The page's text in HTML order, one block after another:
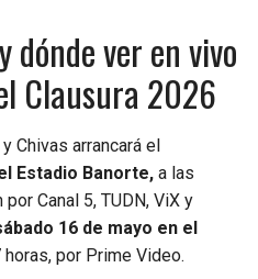
dónde ver en vivo
Clausura 2026
Chivas arrancará el
Estadio Banorte, a las
Canal 5, TUDN, ViX y
16 de mayo en el
horas, por Prime Video.